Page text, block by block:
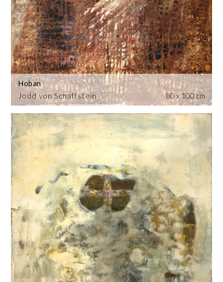
Jodd von Schaffstein
Hoban
80 x 100 cm